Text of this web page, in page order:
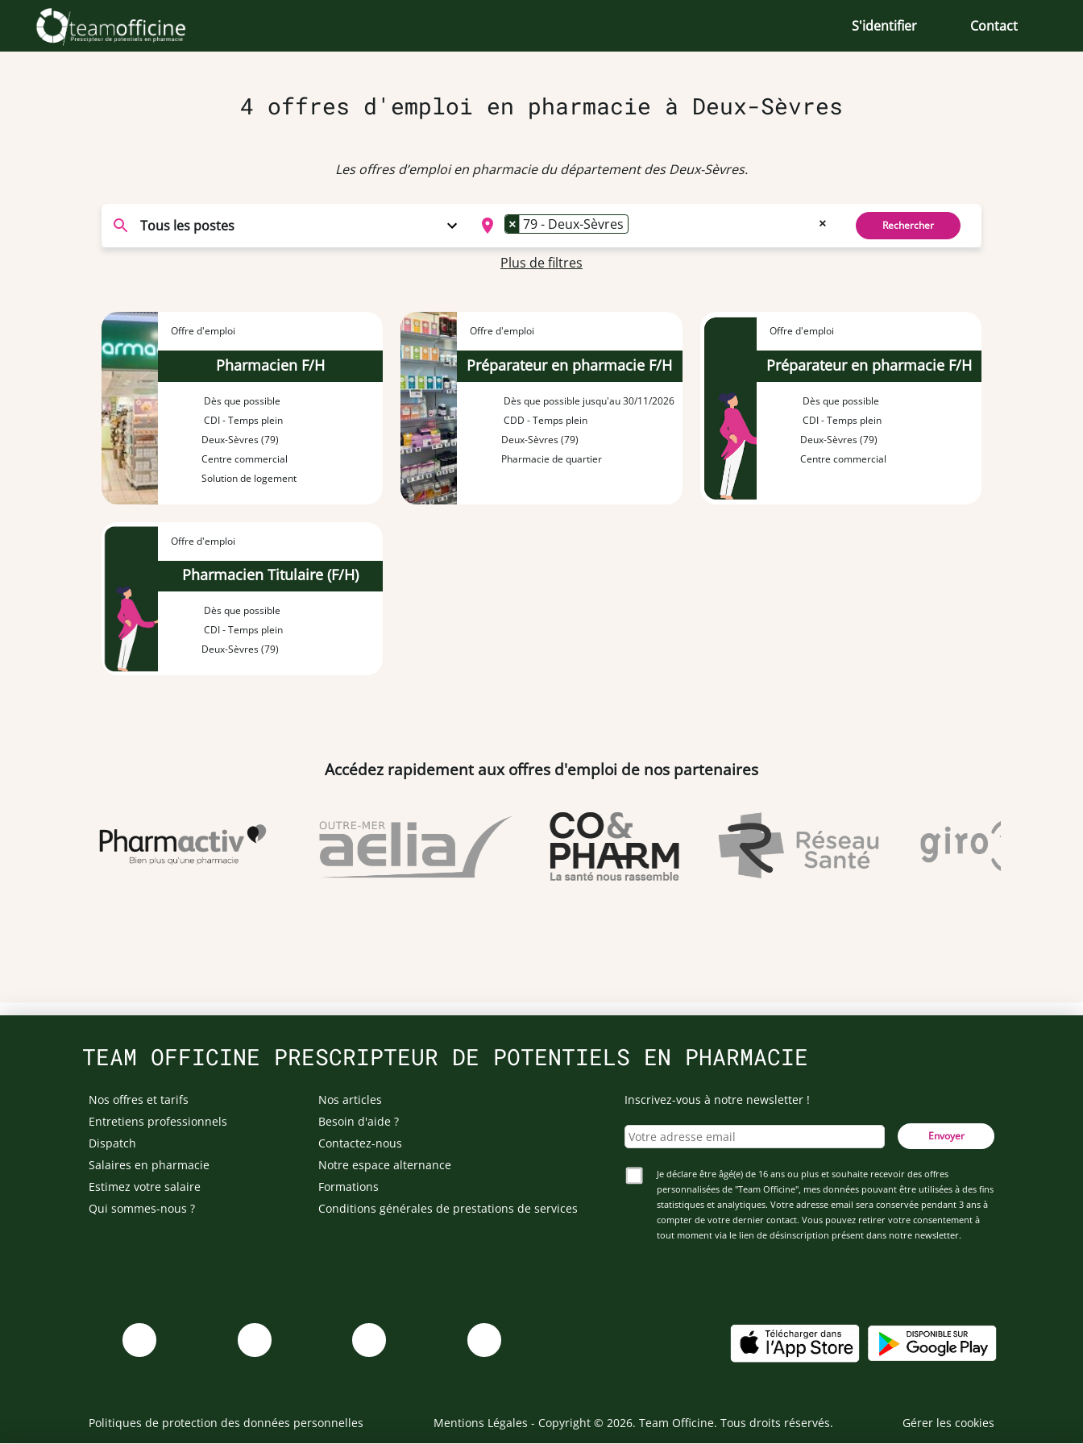
S'identifier Contact
4 offres d'emploi en pharmacie à Deux-Sèvres
Les offres d’emploi en pharmacie du département des Deux-Sèvres.
×
× 79 - Deux-Sèvres Rechercher
Plus de filtres
Offre d'emploi
Pharmacien F/H
Dès que possible
CDI - Temps plein
Deux-Sèvres (79)
Centre commercial
Solution de logement
Offre d'emploi
Préparateur en pharmacie F/H
Dès que possible jusqu'au 30/11/2026
CDD - Temps plein
Deux-Sèvres (79)
Pharmacie de quartier
Offre d'emploi
Préparateur en pharmacie F/H
Dès que possible
CDI - Temps plein
Deux-Sèvres (79)
Centre commercial
Offre d'emploi
Pharmacien Titulaire (F/H)
Dès que possible
CDI - Temps plein
Deux-Sèvres (79)
Accédez rapidement aux offres d'emploi de nos partenaires
TEAM OFFICINE PRESCRIPTEUR DE POTENTIELS EN PHARMACIE
Nos offres et tarifs
Entretiens professionnels
Dispatch
Salaires en pharmacie
Estimez votre salaire
Qui sommes-nous ?
Nos articles
Besoin d'aide ?
Contactez-nous
Notre espace alternance
Formations
Conditions générales de prestations de services
Inscrivez-vous à notre newsletter !
Envoyer
Je déclare être âgé(e) de 16 ans ou plus et souhaite recevoir des offres
personnalisées de "Team Officine", mes données pouvant être utilisées à des fins
statistiques et analytiques. Votre adresse email sera conservée pendant 3 ans à
compter de votre dernier contact. Vous pouvez retirer votre consentement à
tout moment via le lien de désinscription présent dans notre newsletter.
Politiques de protection des données personnelles Mentions Légales - Copyright © 2026. Team Officine. Tous droits réservés. Gérer les cookies